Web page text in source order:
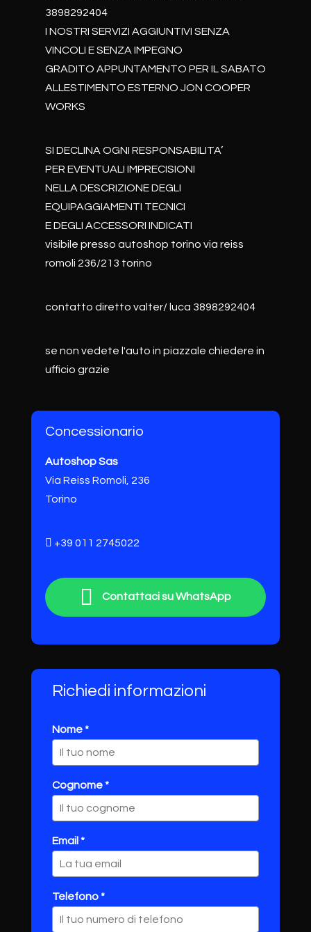
3898292404
I NOSTRI SERVIZI AGGIUNTIVI SENZA
VINCOLI E SENZA IMPEGNO
GRADITO APPUNTAMENTO PER IL SABATO
ALLESTIMENTO ESTERNO JON COOPER
WORKS
SI DECLINA OGNI RESPONSABILITA’
PER EVENTUALI IMPRECISIONI
NELLA DESCRIZIONE DEGLI
EQUIPAGGIAMENTI TECNICI
E DEGLI ACCESSORI INDICATI
visibile presso autoshop torino via reiss
romoli 236/213 torino
contatto diretto valter/ luca 3898292404
se non vedete l'auto in piazzale chiedere in
ufficio grazie
Concessionario
Autoshop Sas
Via Reiss Romoli, 236
Torino
+39 011 2745022
Contattaci su WhatsApp
Richiedi informazioni
Nome *
Cognome *
Email *
Telefono *